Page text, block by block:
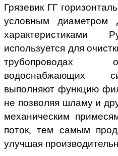
Грязевик ГГ
условным диаметром
используется для
трубопроводах
водоснабжающих
выполняют функцию
не позволяя шламу и
механическим
поток, тем самым
улучшая